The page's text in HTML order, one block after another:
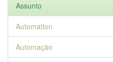
Assunto
Automation
Automação